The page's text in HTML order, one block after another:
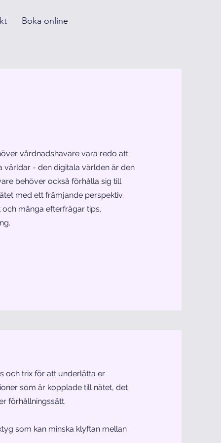
Boka online
vårdnadshavare vara redo att
världar - den digitala världen är den
behöver också förhålla sig till
med ett främjande perspektiv.
många efterfrågar tips,
och trix för att underlätta er
som är kopplade till nätet, det
förhållningssätt.
som kan minska klyftan mellan